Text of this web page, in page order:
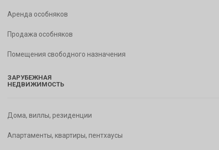
Аренда особняков
Продажа особняков
Помещения свободного назначения
ЗАРУБЕЖНАЯ
НЕДВИЖИМОСТЬ
Дома, виллы, резиденции
Апартаменты, квартиры, пентхаусы